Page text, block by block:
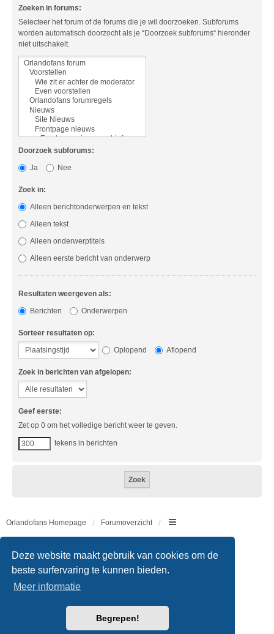
Deze website maakt gebruik van cookies om de
beste surfervaring te kunnen bieden.
Meer informatie
Begrepen!
Zoeken in forums:
Selecteer het forum of de forums die je wil doorzoeken. Subforums
worden automatisch doorzocht als je “Doorzoek subforums“ hieronder
niet uitschakelt.
Doorzoek subforums:
Ja
Nee
Zoek in:
Alleen berichtonderwerpen en tekst
Alleen tekst
Alleen onderwerptitels
Alleen eerste bericht van onderwerp
Resultaten weergeven als:
Berichten
Onderwerpen
Sorteer resultaten op:
Oplopend
Aflopend
Zoek in berichten van afgelopen:
Geef eerste:
Zet op 0 om het volledige bericht weer te geven.
tekens in berichten
Orlandofans Homepage Forumoverzicht
® Forum Software © phpBB Limited
phpBB.nl.
created by INVENTEA & v12mike